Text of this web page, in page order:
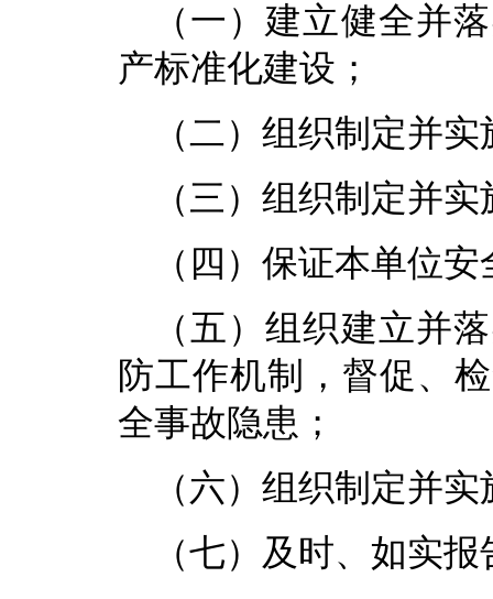
（一）建立健全并
产标准化建设；
（二）组织制定并
（三）组织制定并
（四）保证本单位
（五）组织建立并
防工作机制，督促、
全事故隐患；
（六）组织制定并
（七）及时、如实